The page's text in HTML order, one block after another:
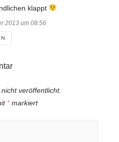
klappt
2013 um 08:56
veröffentlicht.
*markiert